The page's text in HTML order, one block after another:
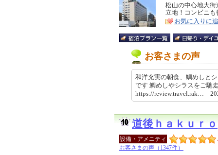
リ
ア
特
徴
松山の中心地大
立地！コンビニ
お気に入りに
お客さまの声
和洋充実の朝食、鯛めしと
です 鯛めしやシラスをご
https://review.travel.rak…
道後ｈａｋｕｒｏ
設備・アメニティ
お客さまの声（1347件）